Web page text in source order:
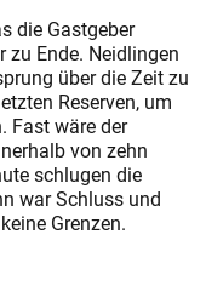
die Gastgeber
Ende. Neidlingen
über die Zeit zu
Reserven, um
Fast wäre der
von zehn
schlugen die
war Schluss und
Grenzen.